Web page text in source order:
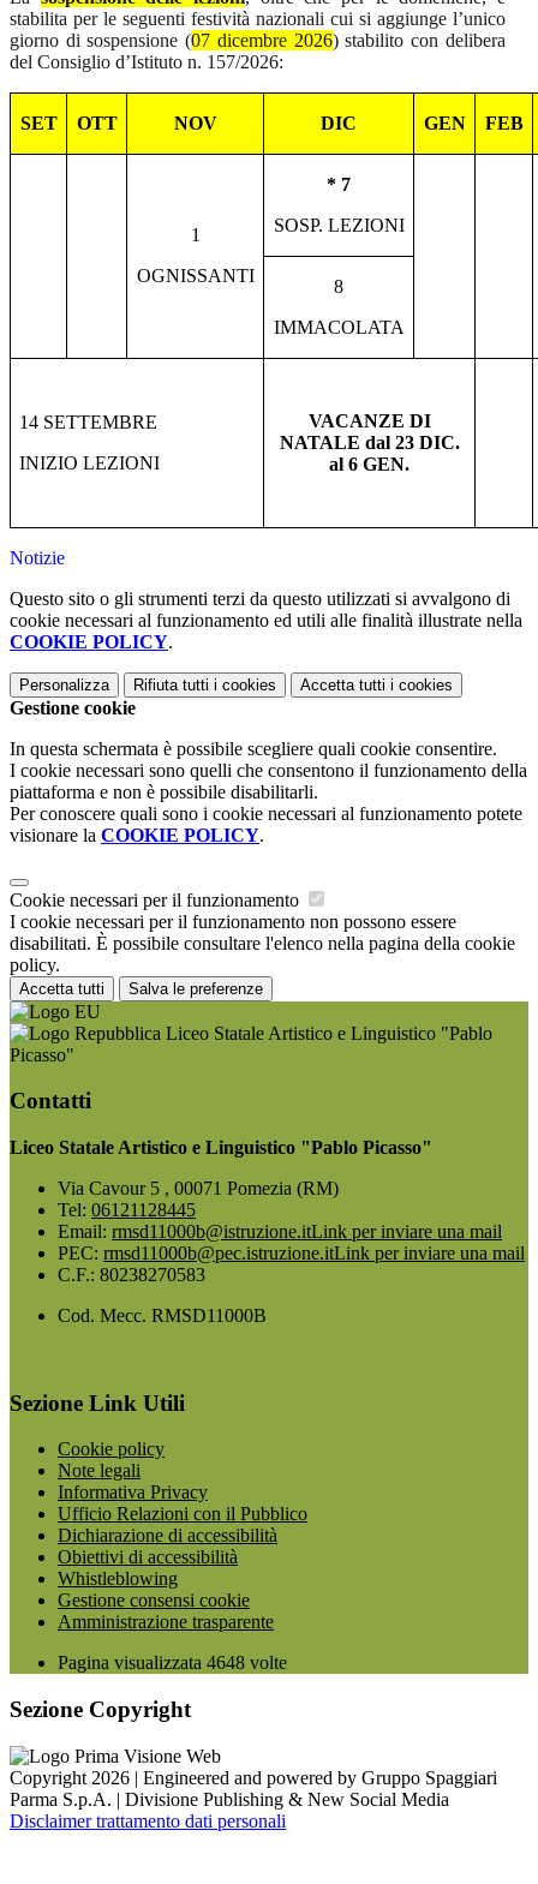
stabilita per le seguenti festività nazionali cui si aggiunge l’unico
giorno di sospensione (07 dicembre 2026) stabilito con delibera
del Consiglio d’Istituto n. 157/2026:
SET OTT NOV DIC GEN FEB
1
OGNISSANTI
* 7
SOSP. LEZIONI
8
IMMACOLATA
14 SETTEMBRE
INIZIO LEZIONI
VACANZE DI
NATALE dal 23 DIC.
al 6 GEN.
Notizie
Questo sito o gli strumenti terzi da questo utilizzati si avvalgono di
cookie necessari al funzionamento ed utili alle finalità illustrate nella
COOKIE POLICY.
Personalizza Rifiuta tutti i cookies Accetta tutti i cookies
Gestione cookie
In questa schermata è possibile scegliere quali cookie consentire.
I cookie necessari sono quelli che consentono il funzionamento della
piattaforma e non è possibile disabilitarli.
Per conoscere quali sono i cookie necessari al funzionamento potete
visionare la COOKIE POLICY.
Cookie necessari per il funzionamento
I cookie necessari per il funzionamento non possono essere
disabilitati. È possibile consultare l'elenco nella pagina della cookie
policy.
Accetta tutti Salva le preferenze
Liceo Statale Artistico e Linguistico "Pablo
Picasso"
Contatti
Liceo Statale Artistico e Linguistico "Pablo Picasso"
Via Cavour 5 , 00071 Pomezia (RM)
Tel: 06121128445
Email: rmsd11000b@istruzione.itLink per inviare una mail
PEC: rmsd11000b@pec.istruzione.itLink per inviare una mail
C.F.: 80238270583
Cod. Mecc. RMSD11000B
Sezione Link Utili
Cookie policy
Note legali
Informativa Privacy
Ufficio Relazioni con il Pubblico
Dichiarazione di accessibilità
Obiettivi di accessibilità
Whistleblowing
Gestione consensi cookie
Amministrazione trasparente
Pagina visualizzata 4648 volte
Sezione Copyright
Copyright 2026 | Engineered and powered by Gruppo Spaggiari
Parma S.p.A. | Divisione Publishing & New Social Media
Disclaimer trattamento dati personali